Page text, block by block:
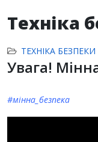
Техніка
ТЕХНІКА БЕЗПЕКИ
Увага!
#мінна_безпека